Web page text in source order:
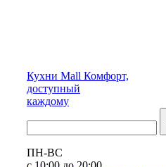
Кухни Mall Комфорт,
доступный
каждому
ПН-ВС